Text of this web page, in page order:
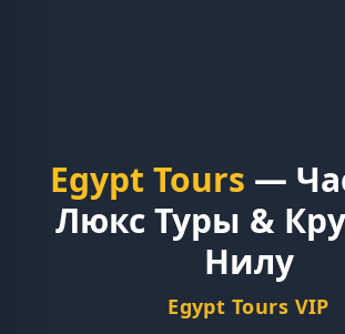
Egypt Tours —
Люкс Туры &
Нилу
Egypt Tours VIP